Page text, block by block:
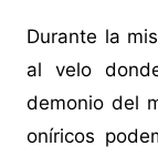
Durante la
al velo
demonio del
oníricos